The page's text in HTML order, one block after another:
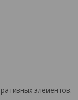
элементов.